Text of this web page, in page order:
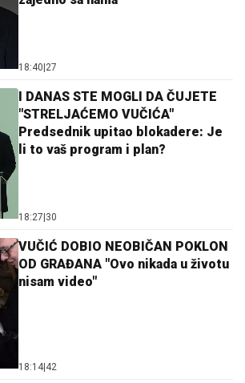
18:40|27
I DANAS STE MOGLI DA ČUJETE
"STRELJAĆEMO VUČIĆA"
Predsednik upitao blokadere: Je
li to vaš program i plan?
18:27|30
VUČIĆ DOBIO NEOBIČAN POKLON
OD GRAĐANA "Ovo nikada u životu
nisam video"
18:14|42